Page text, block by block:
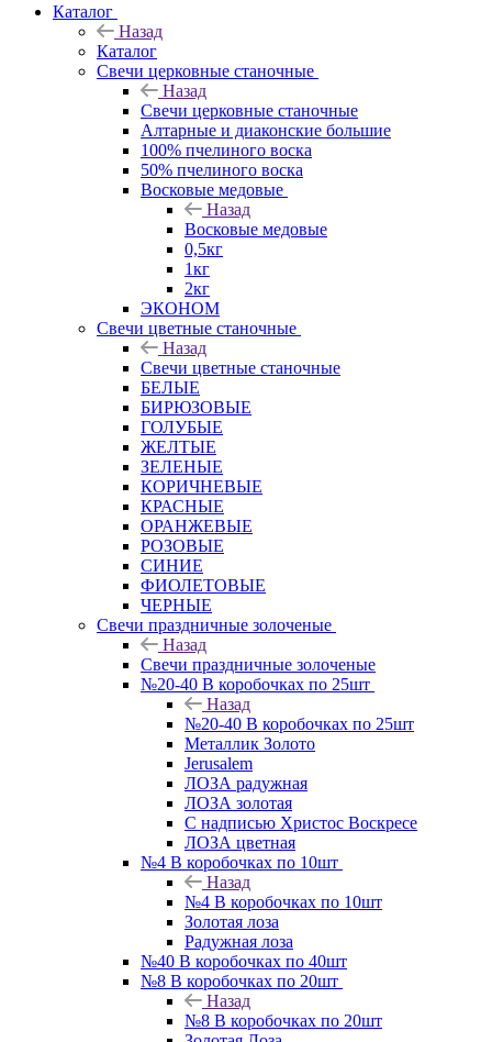
Каталог
Назад
Каталог
Свечи церковные станочные
Назад
Свечи церковные станочные
Алтарные и диаконские большие
100% пчелиного воска
50% пчелиного воска
Восковые медовые
Назад
Восковые медовые
0,5кг
1кг
2кг
ЭКОНОМ
Свечи цветные станочные
Назад
Свечи цветные станочные
БЕЛЫЕ
БИРЮЗОВЫЕ
ГОЛУБЫЕ
ЖЕЛТЫЕ
ЗЕЛЕНЫЕ
КОРИЧНЕВЫЕ
КРАСНЫЕ
ОРАНЖЕВЫЕ
РОЗОВЫЕ
СИНИЕ
ФИОЛЕТОВЫЕ
ЧЕРНЫЕ
Свечи праздничные золоченые
Назад
Свечи праздничные золоченые
№20-40 В коробочках по 25шт
Назад
№20-40 В коробочках по 25шт
Металлик Золото
Jerusalem
ЛОЗА радужная
ЛОЗА золотая
С надписью Христос Воскресе
ЛОЗА цветная
№4 В коробочках по 10шт
Назад
№4 В коробочках по 10шт
Золотая лоза
Радужная лоза
№40 В коробочках по 40шт
№8 В коробочках по 20шт
Назад
№8 В коробочках по 20шт